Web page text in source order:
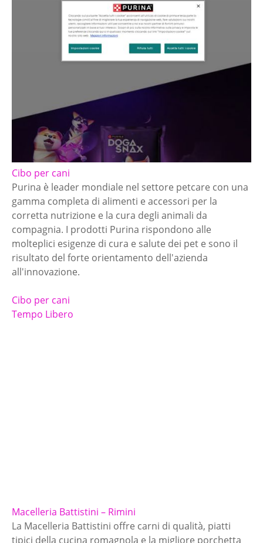
Cibo per cani
Purina è leader mondiale nel settore petcare con una
gamma completa di alimenti e accessori per la
corretta nutrizione e la cura degli animali da
compagnia. I prodotti Purina rispondono alle
molteplici esigenze di cura e salute dei pet e sono il
risultato del forte orientamento dell'azienda
all'innovazione.
Cibo per cani
Tempo Libero
Macelleria Battistini – Rimini
La Macelleria Battistini offre carni di qualità, piatti
tipici della cucina romagnola e la migliore porchetta